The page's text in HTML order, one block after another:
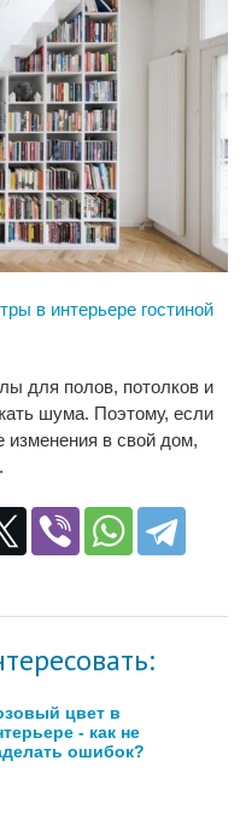
в интерьере гостиной
для полов, потолков и
шума. Поэтому, если
изменения в свой дом,
цвет в
- как не
ошибок?